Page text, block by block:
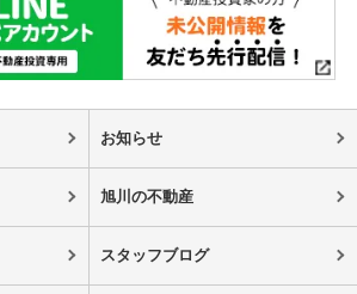
お知らせ
旭川の不動産
スタッフブログ